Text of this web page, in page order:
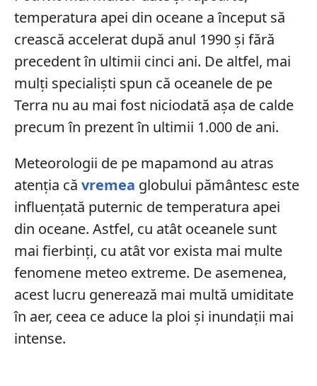
temperatura apei din oceane a început să
crească accelerat după anul 1990 și fără
precedent în ultimii cinci ani. De altfel, mai
mulți specialiști spun că oceanele de pe
Terra nu au mai fost niciodată așa de calde
precum în prezent în ultimii 1.000 de ani.
Meteorologii de pe mapamond au atras
atenția că vremea globului pământesc este
influențată puternic de temperatura apei
din oceane. Astfel, cu atât oceanele sunt
mai fierbinți, cu atât vor exista mai multe
fenomene meteo extreme. De asemenea,
acest lucru generează mai multă umiditate
în aer, ceea ce aduce la ploi și inundații mai
intense.